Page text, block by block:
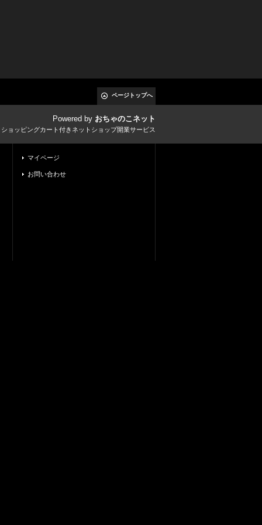
ページトップへ
Powered by おちゃのこネット
ョッピングカート付きネットショップ開業サービス
マイページ
お問い合わせ